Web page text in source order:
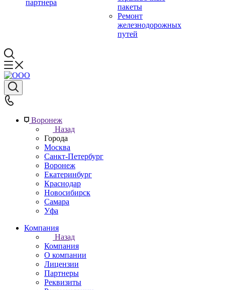
партнера
пакеты
Ремонт
железнодорожных
путей
Воронеж
Назад
Города
Москва
Санкт-Петербург
Воронеж
Екатеринбург
Краснодар
Новосибирск
Самара
Уфа
Компания
Назад
Компания
О компании
Лицензии
Партнеры
Реквизиты